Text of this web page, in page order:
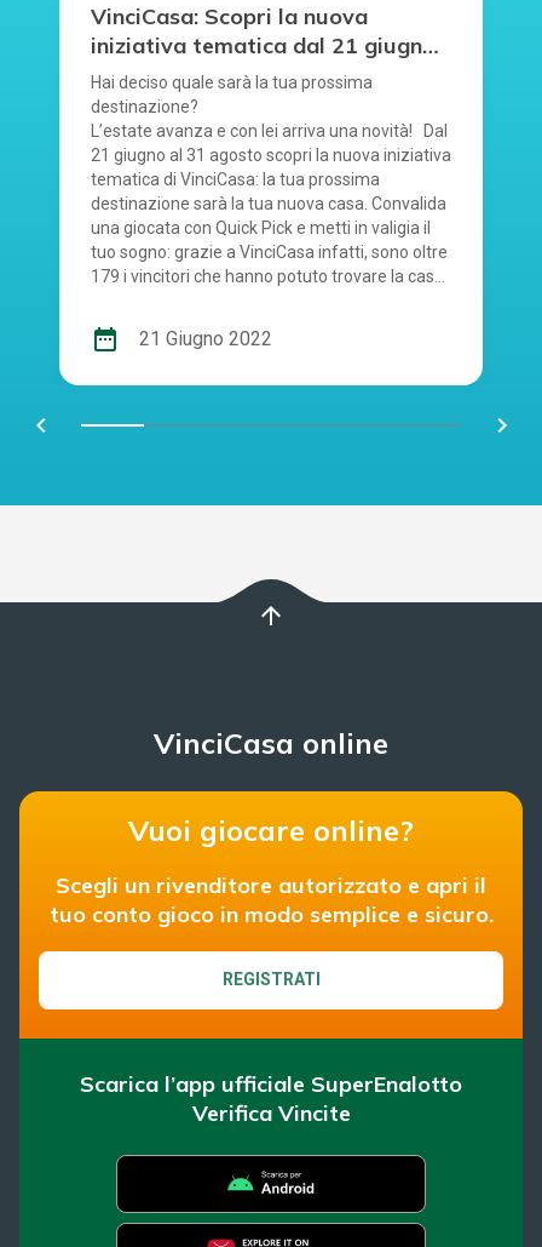
VinciCasa: Scopri la nuova
iniziativa tematica dal 21 giugno
al 31 agosto.
Hai deciso quale sarà la tua prossima
destinazione?
L’estate avanza e con lei arriva una novità! Dal
21 giugno al 31 agosto scopri la nuova iniziativa
tematica di VinciCasa: la tua prossima
destinazione sarà la tua nuova casa. Convalida
una giocata con Quick Pick e metti in valigia il
tuo sogno: grazie a VinciCasa infatti, sono oltre
179 i vincitori che hanno potuto trovare la casa
vincere il tuo sogno di casa ogni sera, alle 20.
Come? Ti basta acquistare una giocata
date_range 21 Giugno 2022
chevron_left navigate_next
arrow_upward
VinciCasa online
Vuoi giocare online?
Scegli un rivenditore autorizzato e apri il
tuo conto gioco in modo semplice e sicuro.
REGISTRATI
Scarica l’app ufficiale SuperEnalotto
Verifica Vincite